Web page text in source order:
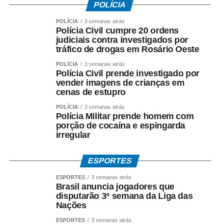
cada vez mais próximos das comunidades. A
descentralização oferece mais comodidade, cuidado,
dignidade e qualidade de vida à nossa população”,
declarou Eliene.
Esdras Crepaldi / DRT 940-MT
COMENTE ABAIXO:
WhatsApp
Facebook
TwitterMessenger
POLÍCIA
POLÍCIA 3 semanas atrás
Polícia Civil cumpre 20 ordens
judiciais contra investigados por
tráfico de drogas em Rosário Oeste
POLÍCIA 3 semanas atrás
Polícia Civil prende investigado por
vender imagens de crianças em
cenas de estupro
POLÍCIA 3 semanas atrás
Polícia Militar prende homem com
porção de cocaína e espingarda
irregular
ESPORTES
ESPORTES 3 semanas atrás
Brasil anuncia jogadores que
disputarão 3ª semana da Liga das
Nações
ESPORTES 3 semanas atrás